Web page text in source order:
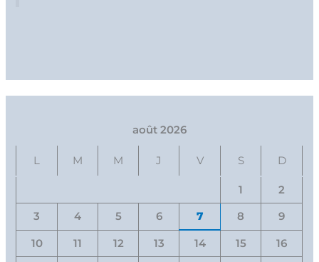
août 2026
L M M J V S D
1 2
3 4 5 6 7 8 9
10 11 12 13 14 15 16